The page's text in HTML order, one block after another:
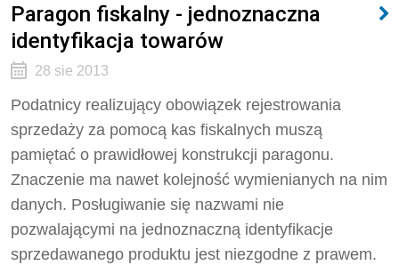
Paragon fiskalny - jednoznaczna
identyfikacja towarów
28 sie 2013
Podatnicy realizujący obowiązek rejestrowania
sprzedaży za pomocą kas fiskalnych muszą
pamiętać o prawidłowej konstrukcji paragonu.
Znaczenie ma nawet kolejność wymienianych na nim
danych. Posługiwanie się nazwami nie
pozwalającymi na jednoznaczną identyfikacje
sprzedawanego produktu jest niezgodne z prawem.